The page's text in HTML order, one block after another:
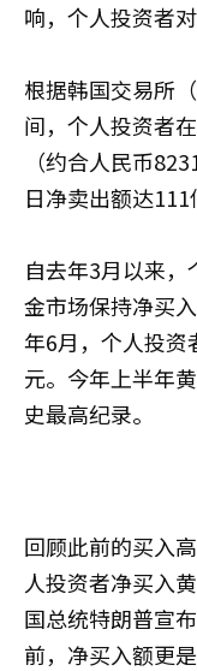
响，个人投资者
根据韩国交易所
间，个人投资者
（约合人民币
日净卖出额达111
自去年3月以来
金市场保持净买
年6月，个人投资
元。今年上半年
史最高纪录。
回顾此前的买入
人投资者净买入
国总统特朗普宣
前，净买入额更